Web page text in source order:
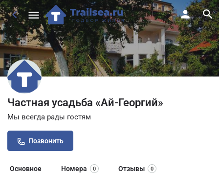
Частная усадьба «Ай-Георгий»
Мы всегда рады гостям
Позвонить
Основное Номера 0 Отзывы 0